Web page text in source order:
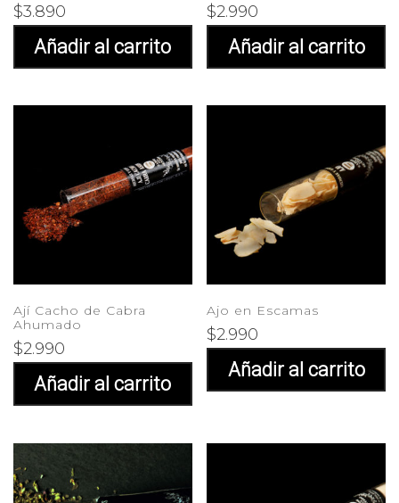
$3.890
Añadir al carrito
$2.990
Añadir al carrito
Ají Cacho de Cabra
Ahumado
$2.990
Añadir al carrito
Ajo en Escamas
$2.990
Añadir al carrito